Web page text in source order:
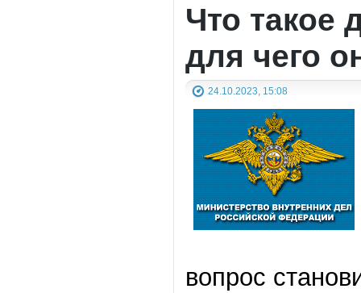
Что такое
для чего
24.10.2023, 15:08
вопрос